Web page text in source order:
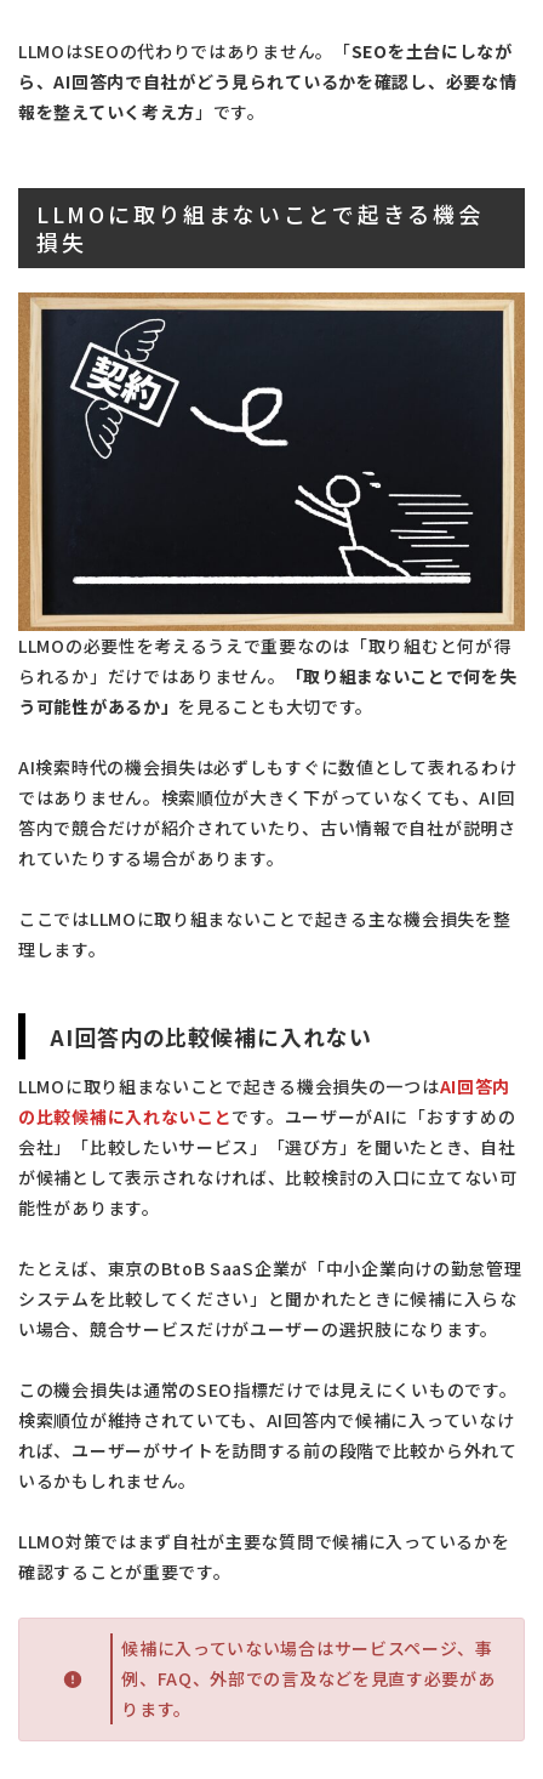
LLMOはSEOの代わりではありません。「SEOを土台にしなが
ら、AI回答内で自社がどう見られているかを確認し、必要な情
報を整えていく考え方」です。
LLMOに取り組まないことで起きる機会
損失
LLMOの必要性を考えるうえで重要なのは「取り組むと何が得
られるか」だけではありません。
「取り組まないことで何を失
う可能性があるか」 を見ることも大切です。
AI検索時代の機会損失は必ずしもすぐに数値として表れるわけ
ではありません。検索順位が大きく下がっていなくても、AI回
答内で競合だけが紹介されていたり、古い情報で自社が説明さ
れていたりする場合があります。
ここではLLMOに取り組まないことで起きる主な機会損失を整
理します。
AI回答内の比較候補に入れない
LLMOに取り組まないことで起きる機会損失の一つはAI回答内
の比較候補に入れないことです。ユーザーがAIに「おすすめの
会社」「比較したいサービス」「選び方」を聞いたとき、自社
が候補として表示されなければ、比較検討の入口に立てない可
能性があります。
たとえば、東京のBtoB SaaS企業が「中小企業向けの勤怠管理
システムを比較してください」と聞かれたときに候補に入らな
い場合、競合サービスだけがユーザーの選択肢になります。
この機会損失は通常のSEO指標だけでは見えにくいものです。
検索順位が維持されていても、AI回答内で候補に入っていなけ
れば、ユーザーがサイトを訪問する前の段階で比較から外れて
いるかもしれません。
LLMO対策ではまず自社が主要な質問で候補に入っているかを
確認することが重要です。
候補に入っていない場合はサービスページ、事
例、FAQ、外部での言及などを見直す必要があ
ります。